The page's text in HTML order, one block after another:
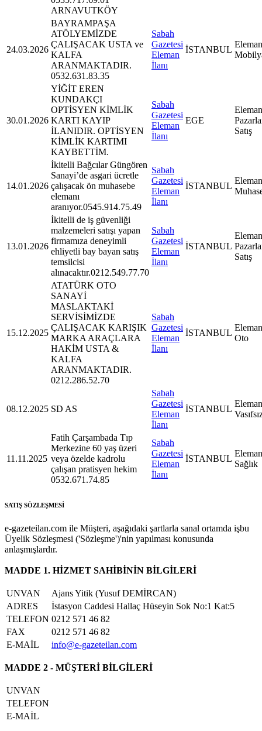
ARNAVUTKÖY
24.03.2026
BAYRAMPAŞA
ATÖLYEMİZDE
ÇALIŞACAK USTA ve
KALFA
ARANMAKTADIR.
0532.631.83.35
Sabah
Gazetesi
Eleman
İlanı
İSTANBUL
30.01.2026
YİĞİT EREN
KUNDAKÇI
OPTİSYEN KİMLİK
KARTI KAYIP
İLANIDIR. OPTİSYEN
KİMLİK KARTIMI
KAYBETTİM.
Sabah
Gazetesi
Eleman
İlanı
EGE
Satış
14.01.2026
İkitelli Bağcılar Güngören
Sanayi’de asgari ücretle
çalışacak ön muhasebe
elemanı
aranıyor.0545.914.75.49
Sabah
Gazetesi
Eleman
İlanı
İSTANBUL
13.01.2026
İkitelli de iş güvenliği
malzemeleri satışı yapan
firmamıza deneyimli
ehliyetli bay bayan satış
temsilcisi
alınacaktır.0212.549.77.70
Sabah
Gazetesi
Eleman
İlanı
İSTANBUL
Satış
15.12.2025
ATATÜRK OTO
SANAYİ
MASLAKTAKİ
SERVİSİMİZDE
ÇALIŞACAK KARIŞIK
MARKA ARAÇLARA
HAKİM USTA &
KALFA
ARANMAKTADIR.
0212.286.52.70
Sabah
Gazetesi
Eleman
İlanı
İSTANBUL
Oto
08.12.2025 SD AS
Sabah
Gazetesi
Eleman
İlanı
İSTANBUL
11.11.2025
Fatih Çarşambada Tıp
Merkezine 60 yaş üzeri
veya özelde kadrolu
çalışan pratisyen hekim
0532.671.74.85
Sabah
Gazetesi
Eleman
İlanı
İSTANBUL
Sağlık
SATIŞ SÖZLEŞMESİ
e-gazeteilan.com ile Müşteri, aşağıdaki şartlarla sanal ortamda işbu
Üyelik Sözleşmesi ('Sözleşme')'nin yapılması konusunda
anlaşmışlardır.
MADDE 1. HİZMET SAHİBİNİN BİLGİLERİ
UNVAN
Ajans Yitik (Yusuf DEMİRCAN)
ADRES
İstasyon Caddesi Hallaç Hüseyin Sok No:1 Kat:5
TELEFON 0212 571 46 82
FAX
0212 571 46 82
E-MAİL
info@e-gazeteilan.com
MADDE 2 - MÜŞTERİ BİLGİLERİ
UNVAN
TELEFON
E-MAİL